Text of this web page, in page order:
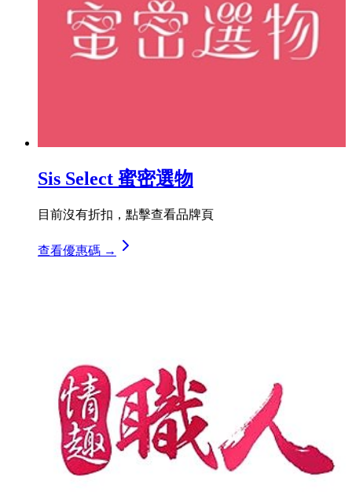
Sis Select 蜜密選物
目前沒有折扣，點擊查看品牌頁
查看優惠碼 →